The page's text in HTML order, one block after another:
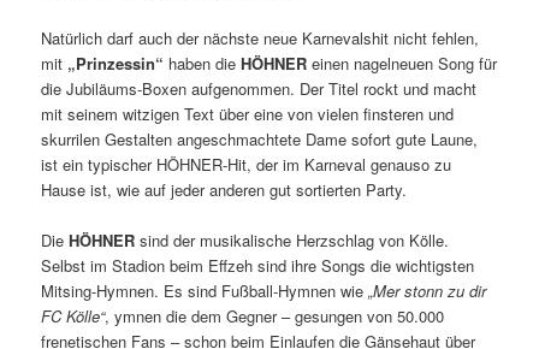
Natürlich darf auch der nächste neue Karnevalshit nicht fehlen,
mit „Prinzessin“ haben dieHÖHNER einen nagelneuen Song für
die Jubiläums-Boxen aufgenommen. Der Titel rockt und macht
mit seinem witzigen Text über eine von vielen finsteren und
skurrilen Gestalten angeschmachtete Dame sofort gute Laune,
ist ein typischer HÖHNER-Hit, der im Karneval genauso zu
Hause ist, wie auf jeder anderen gut sortierten Party.
DieHÖHNER sind der musikalische Herzschlag von Kölle.
Selbst im Stadion beim Effzeh sind ihre Songs die wichtigsten
Mitsing-Hymnen. Es sind Fußball-Hymnen wie„Mer stonn zu dir
FC Kölle“, ymnen die dem Gegner – gesungen von 50.000
frenetischen Fans – schon beim Einlaufen die Gänsehaut über